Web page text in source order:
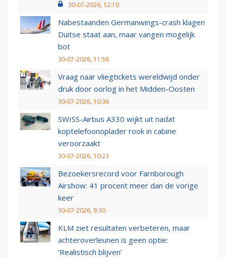
30-07-2026, 12:10
Nabestaanden Germanwings-crash klagen
Duitse staat aan, maar vangen mogelijk
bot
30-07-2026, 11:58
Vraag naar vliegtickets wereldwijd onder
druk door oorlog in het Midden-Oosten
30-07-2026, 10:36
SWISS-Airbus A330 wijkt uit nadat
koptelefoonoplader rook in cabine
veroorzaakt
30-07-2026, 10:23
Bezoekersrecord voor Farnborough
Airshow: 41 procent meer dan de vorige
keer
30-07-2026, 9:30
KLM ziet resultaten verbeteren, maar
achteroverleunen is geen optie:
‘Realistisch blijven’